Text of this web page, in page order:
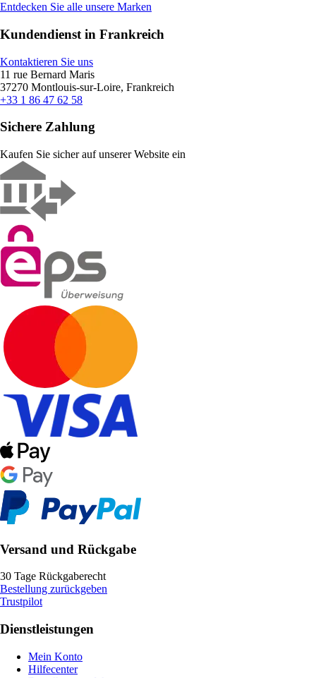
Entdecken Sie alle unsere Marken
Kundendienst in Frankreich
Kontaktieren Sie uns
11 rue Bernard Maris
37270 Montlouis-sur-Loire, Frankreich
+33 1 86 47 62 58
Sichere Zahlung
Kaufen Sie sicher auf unserer Website ein
Versand und Rückgabe
30 Tage Rückgaberecht
Bestellung zurückgeben
Trustpilot
Dienstleistungen
Mein Konto
Hilfecenter